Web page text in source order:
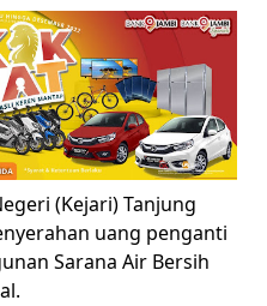
(Kejari) Tanjung
uang penganti
Sarana Air Bersih